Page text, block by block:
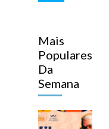
Mais
Populares
Da
Semana